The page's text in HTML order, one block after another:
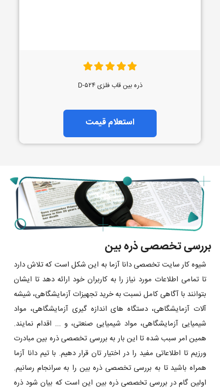
ذره بین قاب فلزی D-۵۲۴
استعلام قیمت
بررسی تخصصی ذره بین
شیوه کار سایت تخصصی دانا آزما به این شکل است که تلاش دارد
تا تمامی اطلاعات مورد نیاز را به کاربران خود ارائه دهد تا ایشان
بتوانند با آگاهی کامل نسبت به خرید تجهیزات آزمایشگاهی، شیشه
آلات آزمایشگاهی، دستگاه های اندازه گیری آزمایشگاهی، مواد
شیمیایی آزمایشگاهی، مواد شیمیایی صنعتی، و ... اقدام نمایند.
همین امر سبب شده تا این بار به بررسی تخصصی ذره بین مبادرت
ورزیم تا اطلاعاتی مفید را در اختیار تان قرار دهیم. با تیم دانا آزما
همراه باشید تا به بررسی تخصصی ذره بین را به سرانجام رسانیم.
اولین گام در بررسی تخصصی ذره بین این است که بیان شود ذره